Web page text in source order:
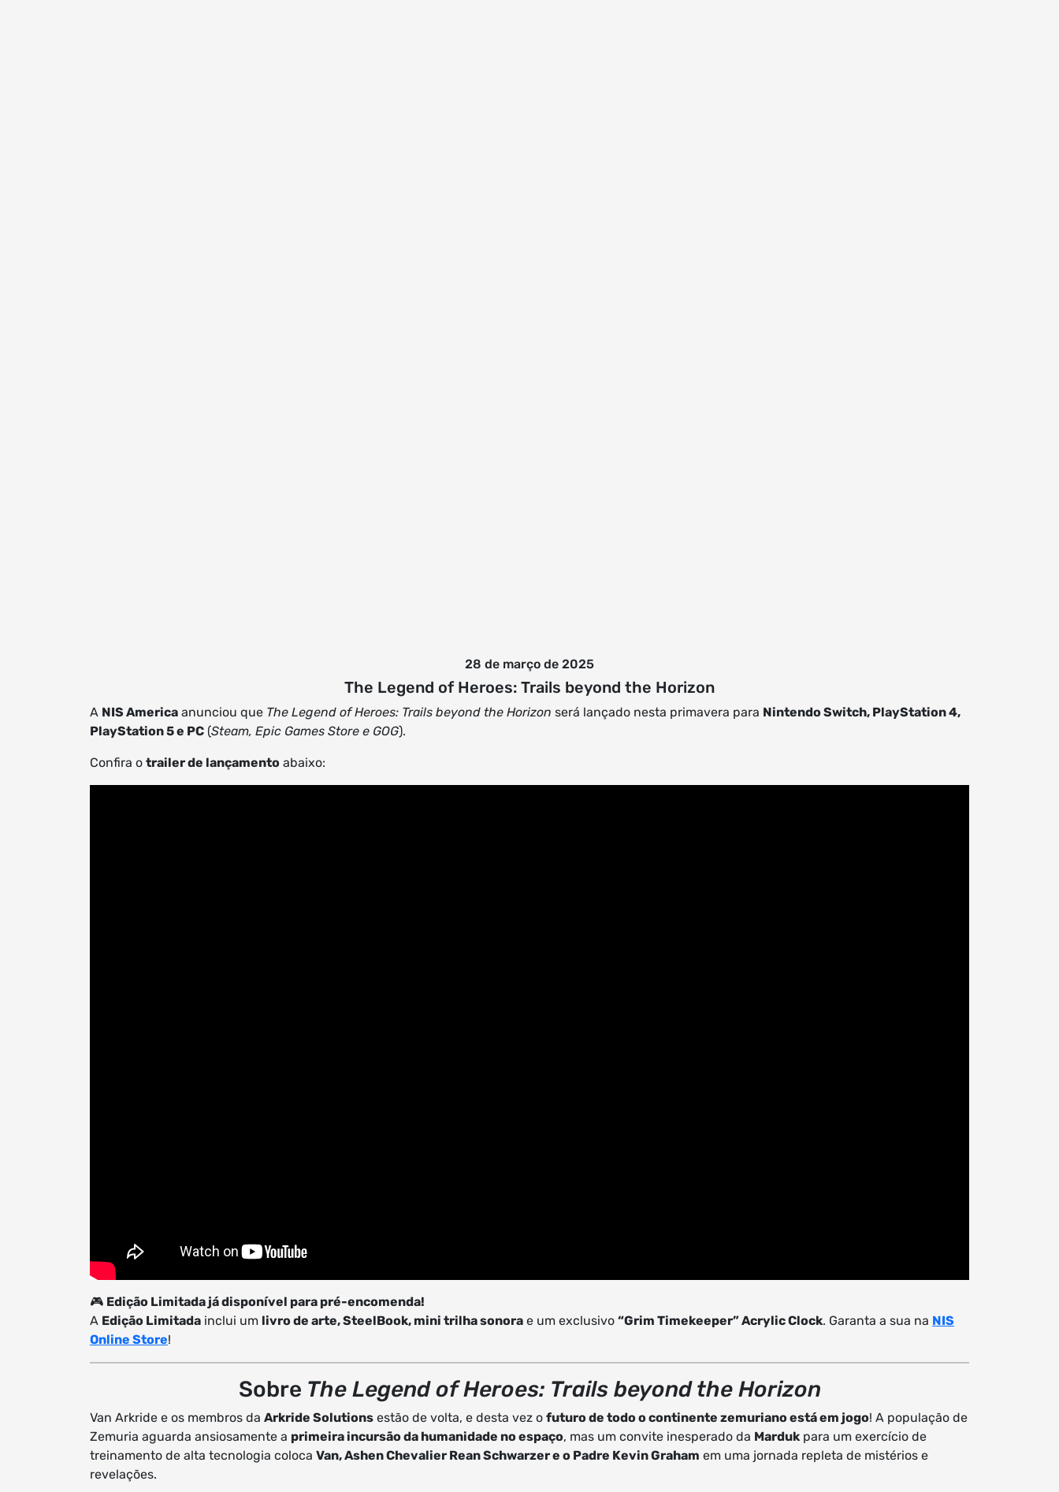
28 de março de 2025
The Legend of Heroes: Trails beyond the Horizon
A NIS America anunciou que The Legend of Heroes: Trails beyond the Horizon será lançado nesta primavera para Nintendo Switch, PlayStation 4,
PlayStation 5 e PC (Steam, Epic Games Store e GOG).
Confira o trailer de lançamento abaixo:
🎮 Edição Limitada já disponível para pré-encomenda!
A Edição Limitada inclui um livro de arte, SteelBook, mini trilha sonora e um exclusivo “Grim Timekeeper” Acrylic Clock. Garanta a sua na NIS
Online Store!
Sobre The Legend of Heroes: Trails beyond the Horizon
Van Arkride e os membros da Arkride Solutions estão de volta, e desta vez o futuro de todo o continente zemuriano está em jogo! A população de
Zemuria aguarda ansiosamente a primeira incursão da humanidade no espaço, mas um convite inesperado da Marduk para um exercício de
treinamento de alta tecnologia coloca Van, Ashen Chevalier Rean Schwarzer e o Padre Kevin Graham em uma jornada repleta de mistérios e
revelações.